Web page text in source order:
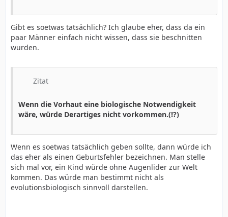
Gibt es soetwas tatsächlich? Ich glaube eher, dass da ein
paar Männer einfach nicht wissen, dass sie beschnitten
wurden.
Zitat
Wenn die Vorhaut eine biologische Notwendigkeit
wäre, würde Derartiges nicht vorkommen.(!?)
Wenn es soetwas tatsächlich geben sollte, dann würde ich
das eher als einen Geburtsfehler bezeichnen. Man stelle
sich mal vor, ein Kind würde ohne Augenlider zur Welt
kommen. Das würde man bestimmt nicht als
evolutionsbiologisch sinnvoll darstellen.